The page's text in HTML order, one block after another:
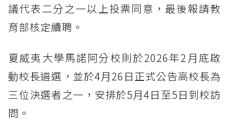
議代表二分之一以上投票同意，最後報請教
育部核定續聘。
夏威夷大學馬諾阿分校則於2026年2月底啟
動校長遴選，並於4月26日正式公告高校長為
三位決選者之一，安排於5月4日至5日到校訪
問。